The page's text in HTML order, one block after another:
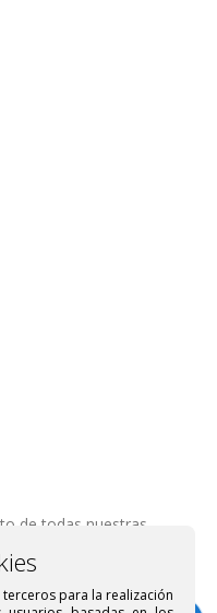
de todas nuestras
para la realización